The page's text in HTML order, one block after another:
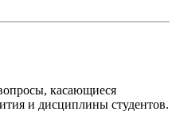
касающиеся
и дисциплины студентов.